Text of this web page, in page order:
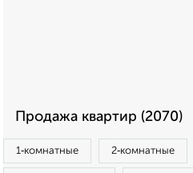
Продажа квартир (2070)
1‑комнатные 2‑комнатные